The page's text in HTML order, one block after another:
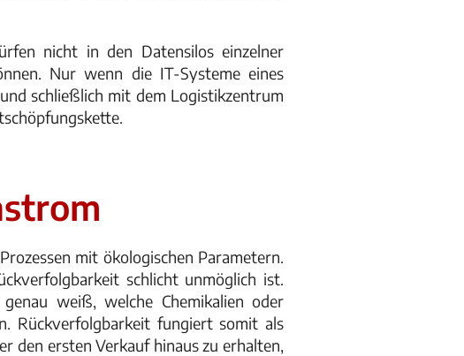
nicht in den Datensilos einzelner
Nur wenn die IT-Systeme eines
schließlich mit dem Logistikzentrum
mit ökologischen Parametern.
schlicht unmöglich ist.
weiß, welche Chemikalien oder
Rückverfolgbarkeit fungiert somit als
den ersten Verkauf hinaus zu erhalten,